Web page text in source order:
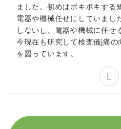
ました。初めはボキボキする
電器や機械任せにしていまし
しないし、電器や機械に任せ
今現在も研究して検査儀j痛の
を図っています。